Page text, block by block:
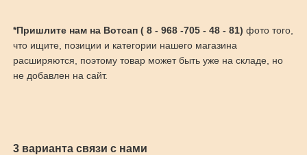
*Пришлите нам на Вотсап ( 8 - 968 -705 - 48 - 81) фото того,
что ищите, позиции и категории нашего магазина
расширяются, поэтому товар может быть уже на складе, но
не добавлен на сайт.
3 варианта связи с нами